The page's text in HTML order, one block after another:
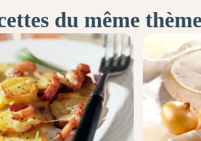
du même thème